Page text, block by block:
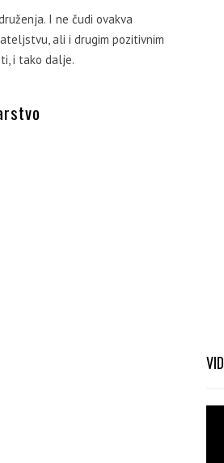
I ne čudi ovakva
ali i drugim pozitivnim
i tako dalje.